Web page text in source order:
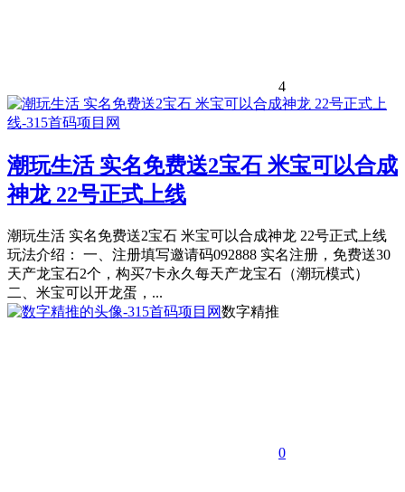
4
潮玩生活 实名免费送2宝石 米宝可以合成
神龙 22号正式上线
潮玩生活 实名免费送2宝石 米宝可以合成神龙 22号正式上线
玩法介绍： 一、注册填写邀请码092888 实名注册，免费送30
天产龙宝石2个，构买7卡永久每天产龙宝石（潮玩模式）
二、米宝可以开龙蛋，...
数字精推
0